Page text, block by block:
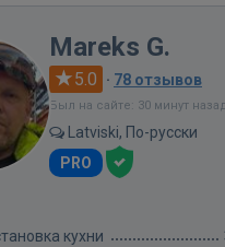
Mareks G.
5.0 · 78 отзывов
Был на сайте: 30 минут
Latviski, По-русски
PRO
кухни